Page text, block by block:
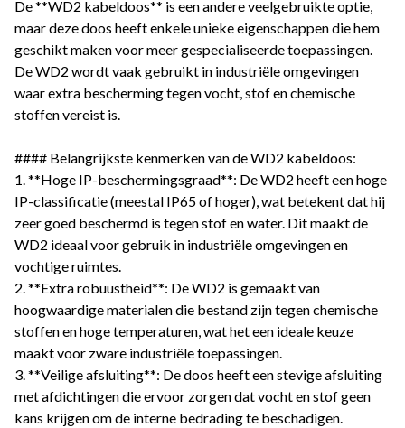
De **WD2 kabeldoos** is een andere veelgebruikte optie,
maar deze doos heeft enkele unieke eigenschappen die hem
geschikt maken voor meer gespecialiseerde toepassingen.
De WD2 wordt vaak gebruikt in industriële omgevingen
waar extra bescherming tegen vocht, stof en chemische
stoffen vereist is.
#### Belangrijkste kenmerken van de WD2 kabeldoos:
1. **Hoge IP-beschermingsgraad**: De WD2 heeft een hoge
IP-classificatie (meestal IP65 of hoger), wat betekent dat hij
zeer goed beschermd is tegen stof en water. Dit maakt de
WD2 ideaal voor gebruik in industriële omgevingen en
vochtige ruimtes.
2. **Extra robuustheid**: De WD2 is gemaakt van
hoogwaardige materialen die bestand zijn tegen chemische
stoffen en hoge temperaturen, wat het een ideale keuze
maakt voor zware industriële toepassingen.
3. **Veilige afsluiting**: De doos heeft een stevige afsluiting
met afdichtingen die ervoor zorgen dat vocht en stof geen
kans krijgen om de interne bedrading te beschadigen.